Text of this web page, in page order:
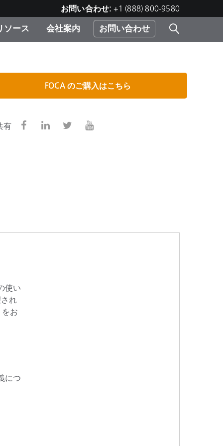
お問い合わせ: +1 (888) 800-9580
ソ
ソース
）
会社案内 お問い合わせ
FOCA のご購入はこちら
有
使い
れ
お
につ